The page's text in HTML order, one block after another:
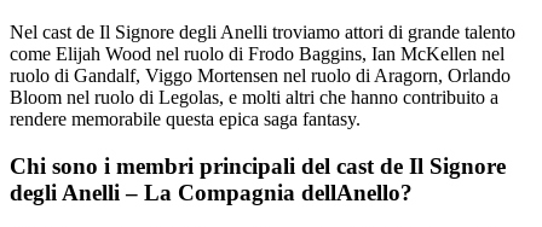
Nel cast de Il Signore degli Anelli troviamo attori di grande talento
come Elijah Wood nel ruolo di Frodo Baggins, Ian McKellen nel
ruolo di Gandalf, Viggo Mortensen nel ruolo di Aragorn, Orlando
Bloom nel ruolo di Legolas, e molti altri che hanno contribuito a
rendere memorabile questa epica saga fantasy.
Chi sono i membri principali del cast de Il Signore
degli Anelli – La Compagnia dellAnello?